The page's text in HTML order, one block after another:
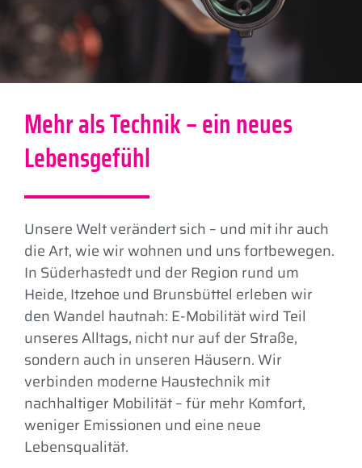
Mehr als Technik – ein neues
Lebensgefühl
Unsere Welt verändert sich – und mit ihr auch
die Art, wie wir wohnen und uns fortbewegen.
In Süderhastedt und der Region rund um
Heide, Itzehoe und Brunsbüttel erleben wir
den Wandel hautnah: E-Mobilität wird Teil
unseres Alltags, nicht nur auf der Straße,
sondern auch in unseren Häusern. Wir
verbinden moderne Haustechnik mit
nachhaltiger Mobilität – für mehr Komfort,
weniger Emissionen und eine neue
Lebensqualität.